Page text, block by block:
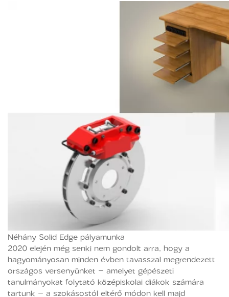
Néhány Solid Edge pályamunka
2020 elején még senki nem gondolt arra, hogy a
hagyományosan minden évben tavasszal megrendezett
országos versenyünket – amelyet gépészeti
tanulmányokat folytató középiskolai diákok számára
tartunk – a szokásostól eltérő módon kell majd